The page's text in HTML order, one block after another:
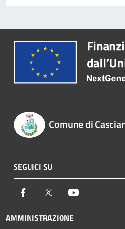
Comune di
SEGUICI SU
Facebook Twitter
AMMINISTRAZIONE